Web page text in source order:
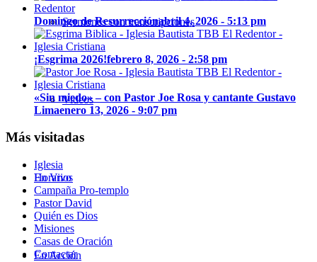
Sermones con transcripciones
Videos
En Vivo
En Acción
Domingo de Resurrecciónabril 4, 2026 - 5:13 pm
¡Esgrima 2026!febrero 8, 2026 - 2:58 pm
«Sin miedo» – con Pastor Joe Rosa y cantante Gustavo
Limaenero 13, 2026 - 9:07 pm
Más visitadas
Iglesia
Horarios
Campaña Pro-templo
Pastor David
Quién es Dios
Misiones
Casas de Oración
Contactar